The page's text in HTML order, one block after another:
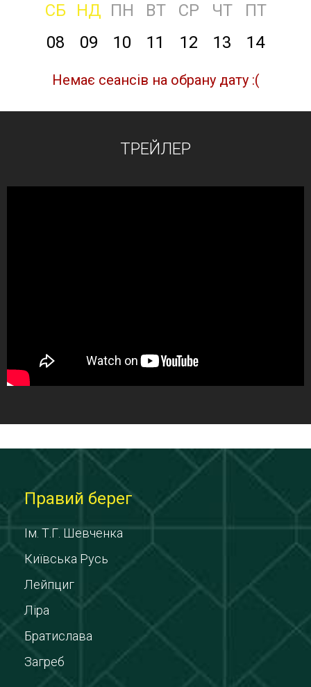
СБ НД ПН ВТ СР ЧТ
ПТ
08
09 10 11 12 13 14
Немає сеансів на обрану дату :(
ТРЕЙЛЕР
Правий берег
Ім. Т.Г. Шевченка
Київська Русь
Лейпциг
Ліра
Братислава
Загреб